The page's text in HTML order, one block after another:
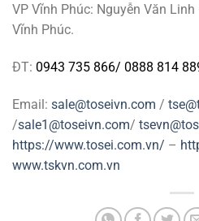
VP Vĩnh Phúc: Nguyễn Văn
Vĩnh Phúc.
ĐT: 0943 735 866/ 0888 814
Email: sale@toseivn.com /
/sale1@toseivn.com/
https://www.tosei.com.vn/ –
www.tskvn.com.vn